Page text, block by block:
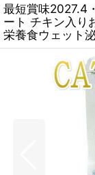
最短賞味2027.4
ート チキン入り
栄養食ウェット